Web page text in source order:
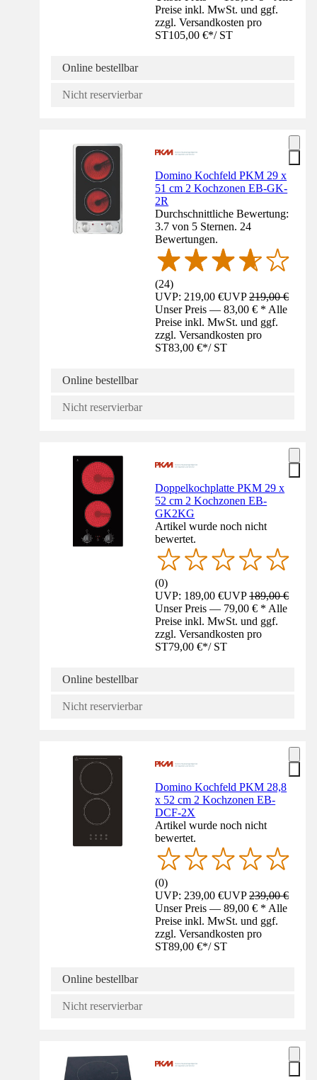
Preise inkl. MwSt. und ggf.
zzgl. Versandkosten pro
ST105,00 €*/ ST
Online bestellbar
Nicht reservierbar
Domino Kochfeld PKM 29 x
51 cm 2 Kochzonen EB-GK-
2R
Durchschnittliche Bewertung:
3.7 von 5 Sternen. 24
Bewertungen.
(24)
UVP: 219,00 €UVP219,00 €
Unser Preis — 83,00 € * Alle
Preise inkl. MwSt. und ggf.
zzgl. Versandkosten pro
ST83,00 €*/ ST
Online bestellbar
Nicht reservierbar
Doppelkochplatte PKM 29 x
52 cm 2 Kochzonen EB-
GK2KG
Artikel wurde noch nicht
bewertet.
(0)
UVP: 189,00 €UVP189,00 €
Unser Preis — 79,00 € * Alle
Preise inkl. MwSt. und ggf.
zzgl. Versandkosten pro
ST79,00 €*/ ST
Online bestellbar
Nicht reservierbar
Domino Kochfeld PKM 28,8
x 52 cm 2 Kochzonen EB-
DCF-2X
Artikel wurde noch nicht
bewertet.
(0)
UVP: 239,00 €UVP239,00 €
Unser Preis — 89,00 € * Alle
Preise inkl. MwSt. und ggf.
zzgl. Versandkosten pro
ST89,00 €*/ ST
Online bestellbar
Nicht reservierbar